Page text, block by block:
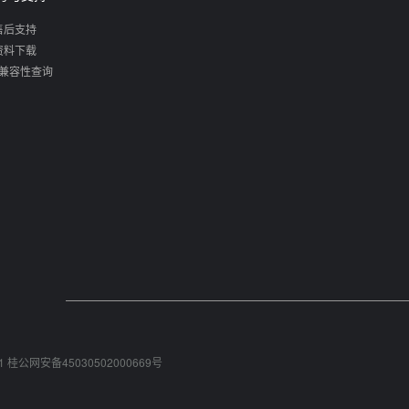
后支持
料下载
容性查询
桂公网安备45030502000669号